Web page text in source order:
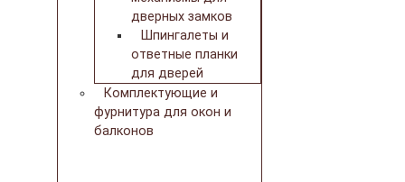
дверных замков
Шпингалеты и
ответные планки
для дверей
Комплектующие и
фурнитура для окон и
балконов